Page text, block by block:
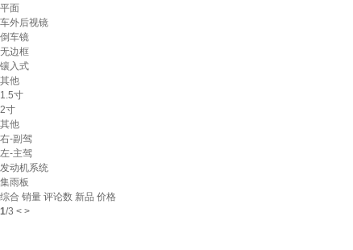
平面
车外后视镜
倒车镜
无边框
镶入式
其他
1.5寸
2寸
其他
右-副驾
左-主驾
发动机系统
集雨板
综合 销量 评论数 新品 价格
1/3 < >